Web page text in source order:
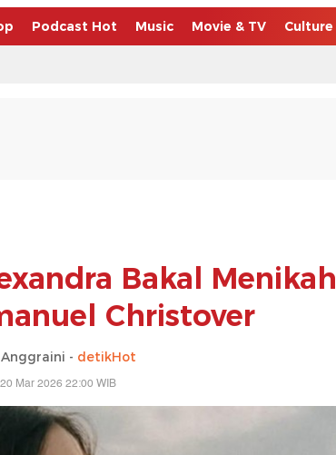
Podcast Hot Music Movie & TV Culture
Bakal Menikah
Christover
- detikHot
Mar 2026 22:00 WIB